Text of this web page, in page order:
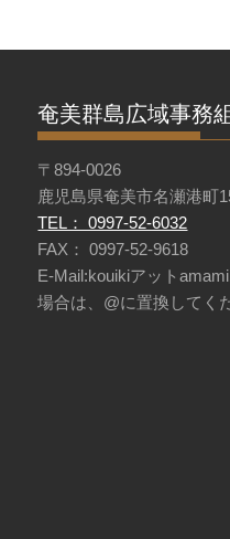
奄美群島広域事務
〒894-0026
鹿児島県奄美市名瀬港町
TEL： 0997-52-6032
FAX： 0997-52-9618
E-Mail:kouikiアット
場合は、@に置換してく